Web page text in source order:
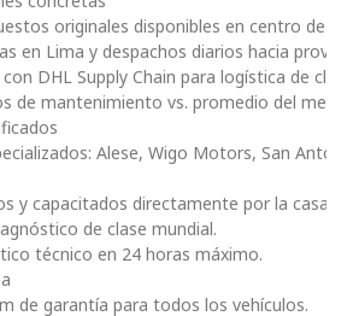
originales disponibles en centro de
en Lima y despachos diarios hacia
DHL Supply Chain para logística de
de mantenimiento vs. promedio del
Alese, Wigo Motors, San
y capacitados directamente por la casa
de clase mundial.
técnico en 24 horas máximo.
de garantía para todos los vehículos.